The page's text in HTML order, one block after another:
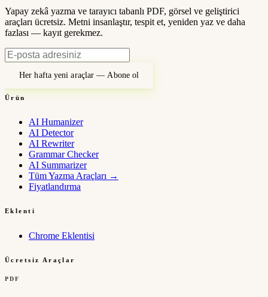
Yapay zekâ yazma ve tarayıcı tabanlı PDF, görsel ve geliştirici
araçları ücretsiz. Metni insanlaştır, tespit et, yeniden yaz ve daha
fazlası — kayıt gerekmez.
Her hafta yeni araçlar — Abone ol
Ürün
AI Humanizer
AI Detector
AI Rewriter
Grammar Checker
AI Summarizer
Tüm Yazma Araçları →
Fiyatlandırma
Eklenti
Chrome Eklentisi
Ücretsiz Araçlar
PDF